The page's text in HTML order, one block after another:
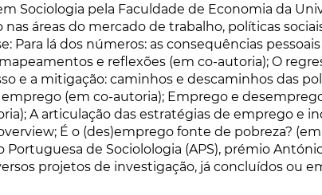
Sociologia pela Faculdade de Economia da
áreas do mercado de trabalho, políticas
Para lá dos números: as consequências
e reflexões (em co-autoria); O
e a mitigação: caminhos e descaminhos das
(em co-autoria); Emprego e
A articulação das estratégias de emprego e
É o (des)emprego fonte de pobreza?
Portuguesa de Sociolologia (APS), prémio
projetos de investigação, já concluídos ou